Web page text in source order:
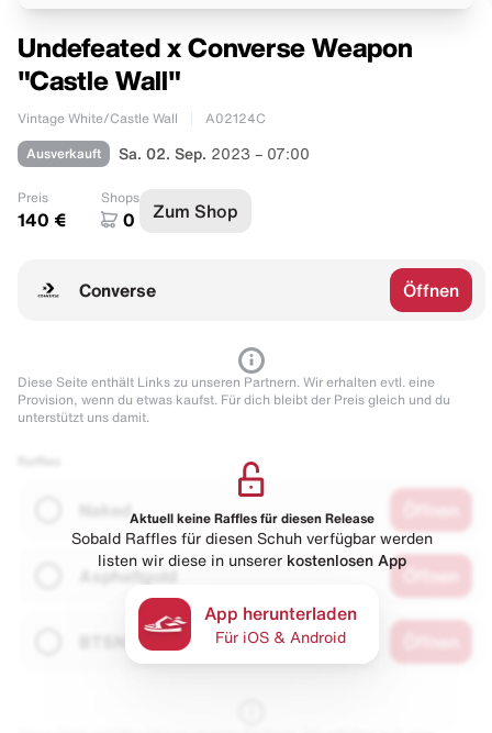
Undefeated x Converse Weapon
"Castle Wall"
Vintage White/Castle Wall A02124C
Ausverkauft Sa. 02. Sep. 2023 – 07:00
Preis
140 €
Shops
0 Zum Shop
Converse Öffnen
Diese Seite enthält Links zu unseren Partnern. Wir erhalten evtl. eine
Provision, wenn du etwas kaufst. Für dich bleibt der Preis gleich und du
unterstützt uns damit.
Naked
Asphaltgold
Aktuell keine Raffles für diesen Release
Sobald Raffles für diesen Schuh verfügbar werden
listen wir diese in unserer kostenlosen App
App herunterladen
Für iOS & Android